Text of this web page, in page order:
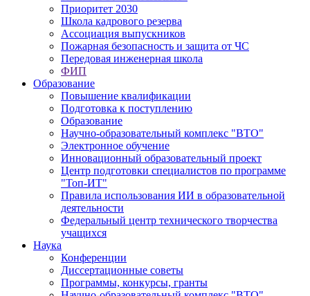
Приоритет 2030
Школа кадрового резерва
Ассоциация выпускников
Пожарная безопасность и защита от ЧС
Передовая инженерная школа
ФИП
Образование
Повышение квалификации
Подготовка к поступлению
Образование
Научно-образовательный комплекс "ВТО"
Электронное обучение
Инновационный образовательный проект
Центр подготовки специалистов по программе
"Топ-ИТ"
Правила использования ИИ в образовательной
деятельности
Федеральный центр технического творчества
учащихся
Наука
Конференции
Диссертационные советы
Программы, конкурсы, гранты